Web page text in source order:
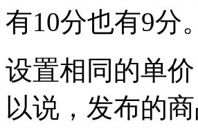
有10分也有9分。
设置相同的单
以说，发布的